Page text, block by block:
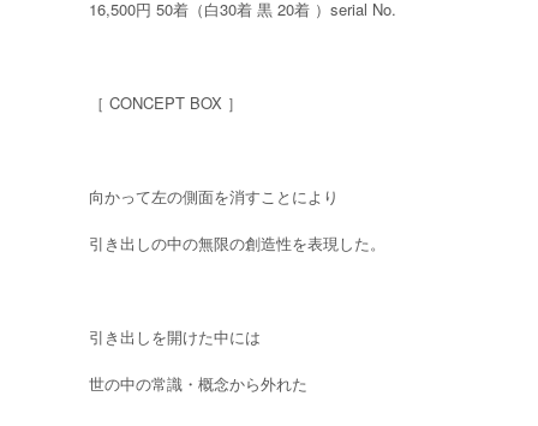
16,500円 50着（白30着 黒 20着 ）serial No.
［ CONCEPT BOX ］
向かって左の側面を消すことにより
引き出しの中の無限の創造性を表現した。
引き出しを開けた中には
世の中の常識・概念から外れた